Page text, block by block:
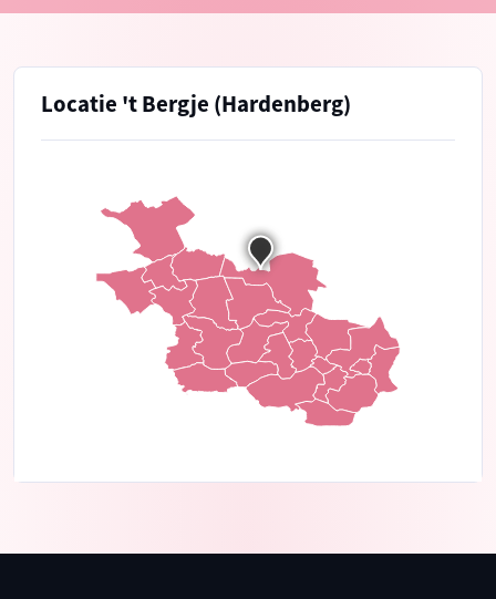
Locatie 't Bergje (Hardenberg)